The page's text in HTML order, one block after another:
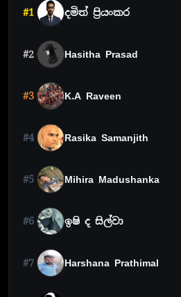
#1 දමිත් ප්‍රියංකර
#2 Hasitha Prasad
#3 K.A Raveen
#4 Rasika Samanjith
#5 Mihira Madushanka
#6 ඉෂි ද සිල්වා
#7 Harshana Prathimal